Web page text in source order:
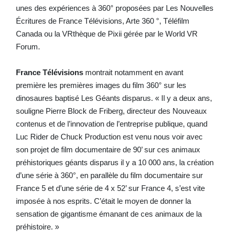
unes des expériences à 360° proposées par Les Nouvelles
Écritures de France Télévisions, Arte 360 °, Téléfilm
Canada ou la VRthèque de Pixii gérée par le World VR
Forum.
France Télévisionsmontrait notamment en avant
première les premières images du film 360° sur les
dinosaures baptisé Les Géants disparus. « Il y a deux ans,
souligne Pierre Block de Friberg, directeur des Nouveaux
contenus et de l’innovation de l’entreprise publique, quand
Luc Rider de Chuck Production est venu nous voir avec
son projet de film documentaire de 90’ sur ces animaux
préhistoriques géants disparus il y a 10 000 ans, la création
d’une série à 360°, en parallèle du film documentaire sur
France 5 et d’une série de 4 x 52’ sur France 4, s’est vite
imposée à nos esprits. C’était le moyen de donner la
sensation de gigantisme émanant de ces animaux de la
préhistoire. »